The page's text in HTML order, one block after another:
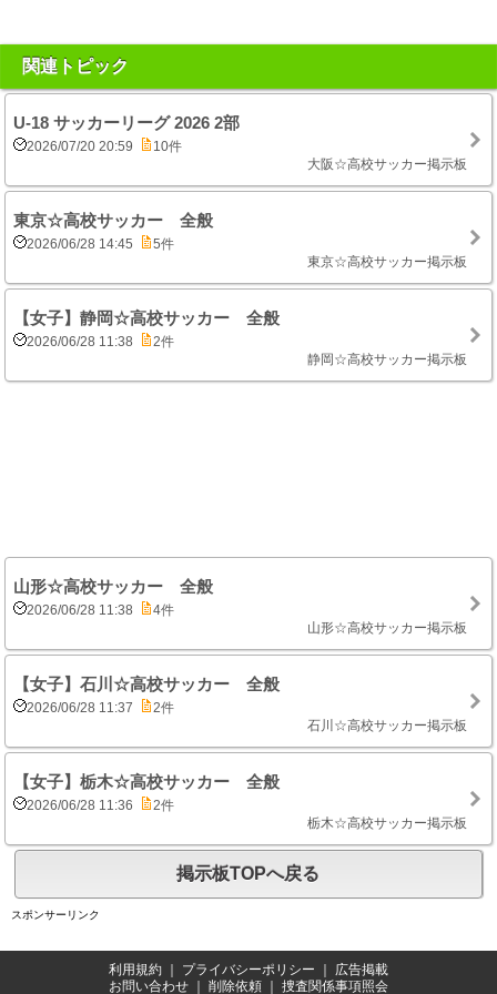
関連トピック
U-18 サッカーリーグ 2026 2部
2026/07/20 20:59
10件
大阪☆高校サッカー掲示板
東京☆高校サッカー 全般
2026/06/28 14:45
5件
東京☆高校サッカー掲示板
【女子】静岡☆高校サッカー 全般
2026/06/28 11:38
2件
静岡☆高校サッカー掲示板
山形☆高校サッカー 全般
2026/06/28 11:38
4件
山形☆高校サッカー掲示板
【女子】石川☆高校サッカー 全般
2026/06/28 11:37
2件
石川☆高校サッカー掲示板
【女子】栃木☆高校サッカー 全般
2026/06/28 11:36
2件
栃木☆高校サッカー掲示板
掲示板TOPへ戻る
スポンサーリンク
利用規約 ｜ プライバシーポリシー ｜ 広告掲載
お問い合わせ ｜ 削除依頼 ｜ 捜査関係事項照会